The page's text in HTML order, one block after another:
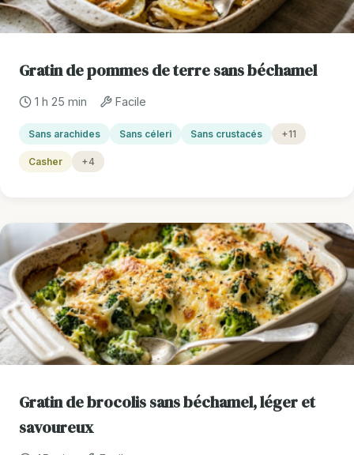
Gratin de pommes de terre sans béchamel
1 h 25 min Facile
Sans arachides Sans céleri Sans crustacés +11
Casher +4
Gratin de brocolis sans béchamel, léger et
savoureux